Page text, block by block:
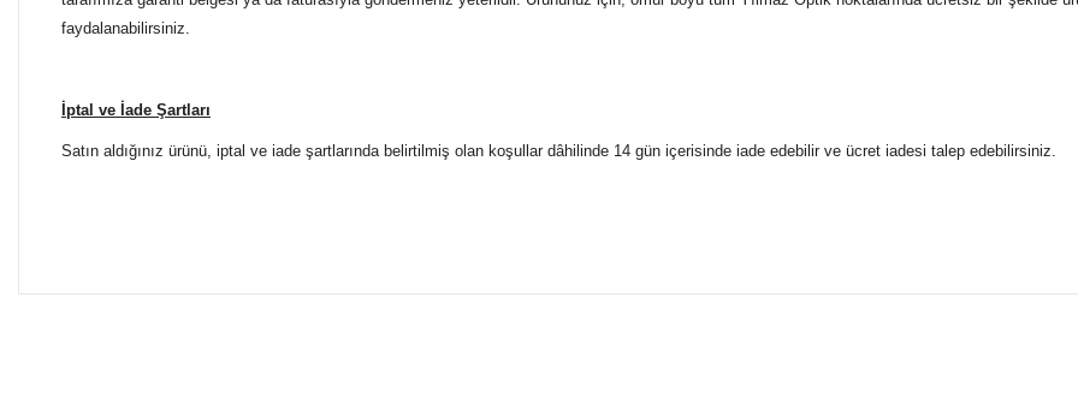
faydalanabilirsiniz.
İptal ve İade Şartları
Satın aldığınız ürünü, iptal ve iade şartlarında belirtilmiş olan koşullar dâhilinde 14 gün içerisinde iade edebilir ve ücret iadesi talep edebilirsiniz.